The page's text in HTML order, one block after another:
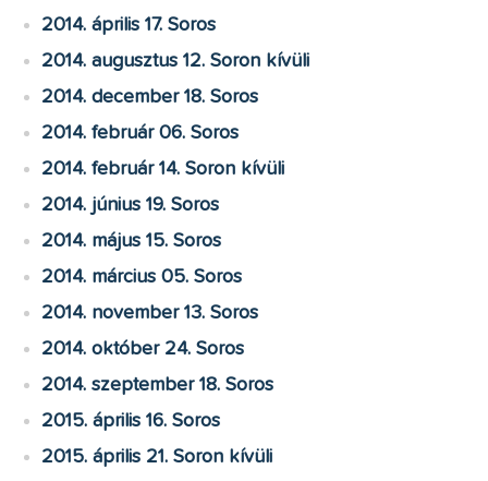
2014. április 17. Soros
2014. augusztus 12. Soron kívüli
2014. december 18. Soros
2014. február 06. Soros
2014. február 14. Soron kívüli
2014. június 19. Soros
2014. május 15. Soros
2014. március 05. Soros
2014. november 13. Soros
2014. október 24. Soros
2014. szeptember 18. Soros
2015. április 16. Soros
2015. április 21. Soron kívüli